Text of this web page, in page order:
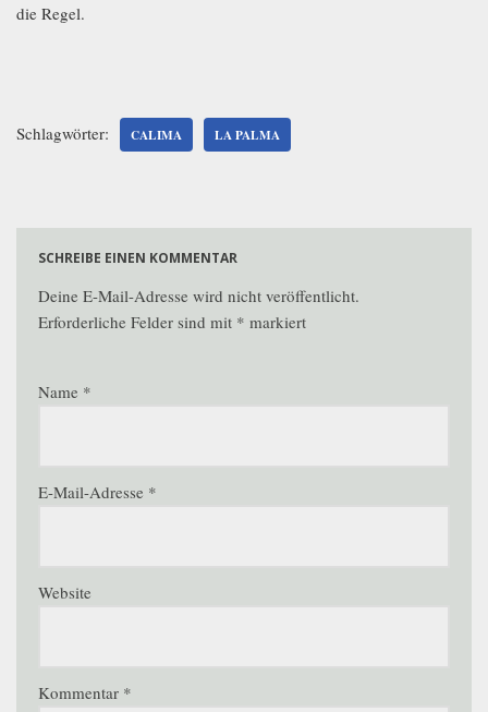
die Regel.
Schlagwörter: CALIMA LA PALMA
SCHREIBE EINEN KOMMENTAR
Deine E-Mail-Adresse wird nicht veröffentlicht.
Erforderliche Felder sind mit * markiert
Name *
E-Mail-Adresse *
Website
Kommentar *